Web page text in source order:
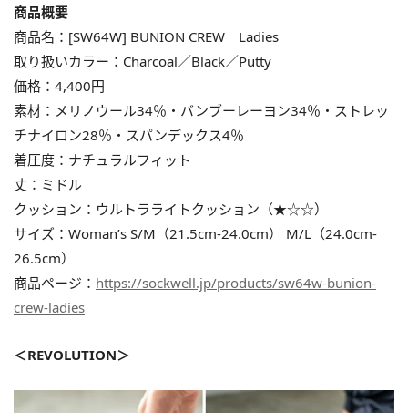
商品概要
商品名：[SW64W] BUNION CREW Ladies
取り扱いカラー：Charcoal／Black／Putty
価格：4,400円
素材：メリノウール34％・バンブーレーヨン34％・ストレッ
チナイロン28％・スパンデックス4％
着圧度：ナチュラルフィット
丈：ミドル
クッション：ウルトラライトクッション（★☆☆）
サイズ：Woman’s S/M（21.5cm-24.0cm） M/L（24.0cm-
26.5cm）
商品ページ： https://sockwell.jp/products/sw64w-bunion-
crew-ladies
＜REVOLUTION＞